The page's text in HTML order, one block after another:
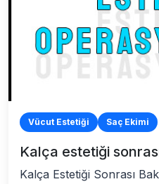
Vücut Estetiği Saç Ekimi
Kalça estetiği
Kalça Estetiği Sonrası